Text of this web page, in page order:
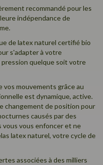
recommandé pour les
indépendance de
de latex naturel certifié bio
s'adapter à votre
quelque soit votre
vos mouvements grâce au
est dynamique, active.
changement de position pour
causés par des
vous vous enfoncer et ne
latex naturel, votre cycle de
associées à des milliers